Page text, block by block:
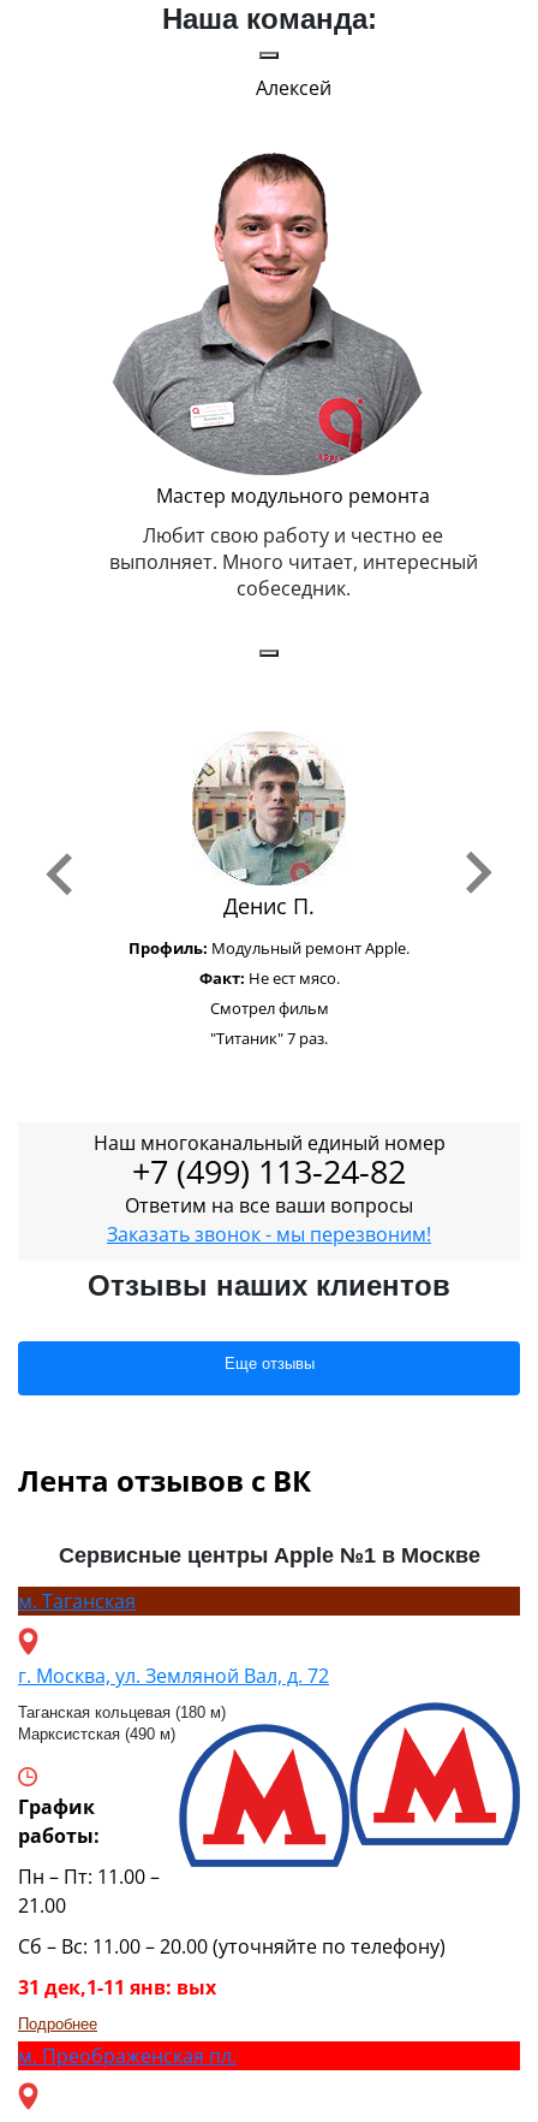
Наша команда:
Алексей
Мастер модульного ремонта
Любит свою работу и честно ее
выполняет. Много читает, интересный
собеседник.
Денис П.
Профиль: Модульный ремонт Apple.
Факт: Не ест мясо.
Смотрел фильм
"Титаник" 7 раз.
Наш многоканальный единый номер
+7 (499) 113-24-82
Ответим на все ваши вопросы
Заказать звонок - мы перезвоним!
Отзывы наших клиентов
Еще отзывы
Лента отзывов с ВК
Сервисные центры Apple №1 в Москве
м. Таганская
г. Москва, ул. Земляной Вал, д. 72
Таганская кольцевая (180 м)
Марксистская (490 м)
График
работы:
Пн – Пт: 11.00 –
21.00
Сб – Вс: 11.00 – 20.00 (уточняйте по телефону)
31 дек,1-11 янв: вых
Подробнее
м. Преображенская пл.